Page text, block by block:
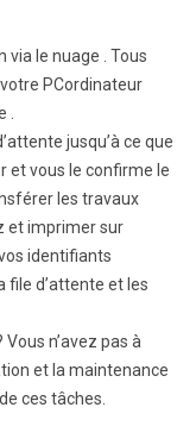
via le nuage
Tous
PCordinateur
jusqu’à ce que
et vous le confirme le
les travaux
et imprimer sur
identifiants
file d’attente et les
Vous n’avez pas à
et la maintenance
ces tâches.